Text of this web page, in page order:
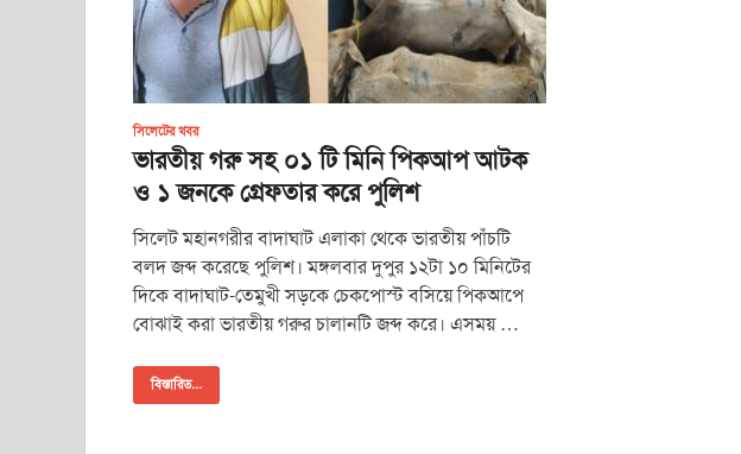
সিলেটের খবর
ভারতীয় গরু সহ ০১ টি মিনি পিকআপ আটক
ও ১ জনকে গ্রেফতার করে পুলিশ
সিলেট মহানগরীর বাদাঘাট এলাকা থেকে ভারতীয় পাঁচটি
বলদ জব্দ করেছে পুলিশ। মঙ্গলবার দুপুর ১২টা ১০ মিনিটের
দিকে বাদাঘাট-তেমুখী সড়কে চেকপোস্ট বসিয়ে পিকআপে
বোঝাই করা ভারতীয় গরুর চালানটি জব্দ করে। এসময় …
বিস্তারিত...